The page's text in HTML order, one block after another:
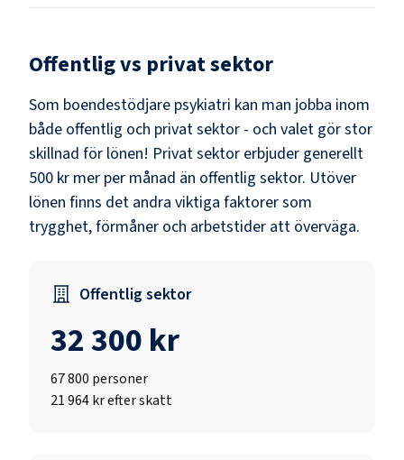
Offentlig vs privat sektor
Som boendestödjare psykiatri kan man jobba inom
både offentlig och privat sektor - och valet gör stor
skillnad för lönen! Privat sektor erbjuder generellt
500 kr mer per månad än offentlig sektor. Utöver
lönen finns det andra viktiga faktorer som
trygghet, förmåner och arbetstider att överväga.
Offentlig sektor
32 300 kr
67 800 personer
21 964 kr efter skatt